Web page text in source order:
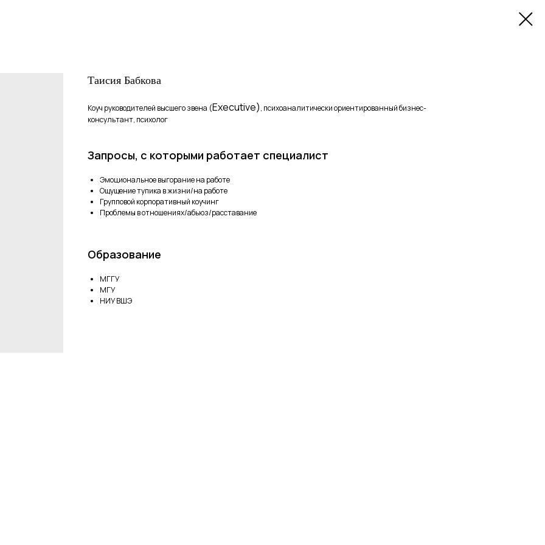
Таисия Бабкова
Коуч руководителей высшего звена (Executive), психоаналитически ориентированный бизнес-
консультант, психолог
Запросы, с которыми работает специалист
Эмоциональное выгорание на работе
Ощущение тупика в жизни/на работе
Групповой корпоративный коучинг
Проблемы в отношениях/абьюз/расставание
Образование
МГГУ
МГУ
НИУ ВШЭ